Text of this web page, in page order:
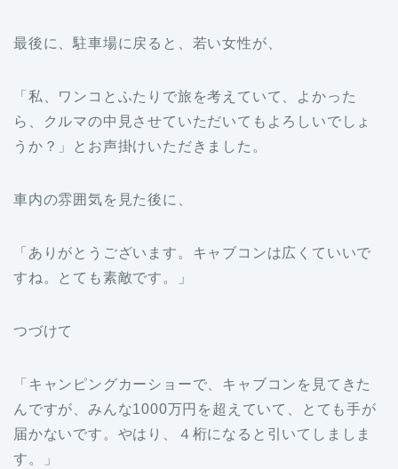
最後に、駐車場に戻ると、若い女性が、
「私、ワンコとふたりで旅を考えていて、よかった
ら、クルマの中見させていただいてもよろしいでしょ
うか？」とお声掛けいただきました。
車内の雰囲気を見た後に、
「ありがとうございます。キャブコンは広くていいで
すね。とても素敵です。」
つづけて
「キャンピングカーショーで、キャブコンを見てきた
んですが、みんな1000万円を超えていて、とても手が
届かないです。やはり、４桁になると引いてしましま
す。」